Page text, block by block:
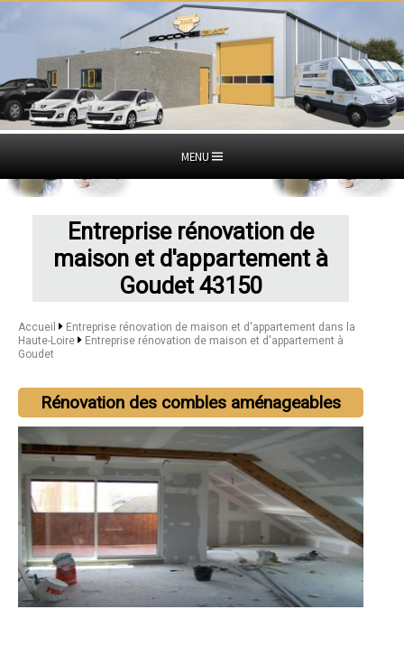
MENU
Entreprise rénovation de
maison et d'appartement à
Goudet 43150
Accueil
Entreprise rénovation de maison et d'appartement dans la
Haute-Loire
Entreprise rénovation de maison et d'appartement à
Goudet
Rénovation des combles aménageables